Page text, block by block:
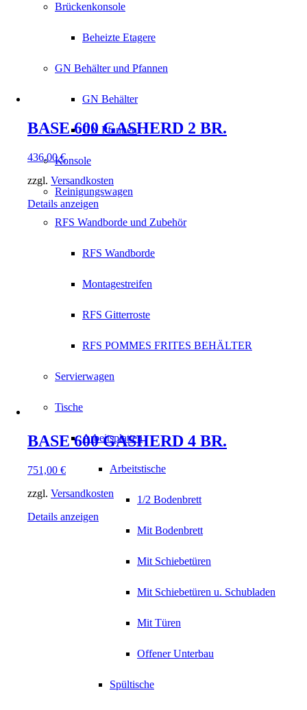
Brückenkonsole
Beheizte Etagere
GN Behälter und Pfannen
GN Behälter
GN Pfannen
Konsole
Reinigungswagen
RFS Wandborde und Zubehör
RFS Wandborde
Montagestreifen
RFS Gitterroste
RFS POMMES FRITES BEHÄLTER
Servierwagen
Tische
Arbeitsplatten
Arbeitstische
1/2 Bodenbrett
Mit Bodenbrett
Mit Schiebetüren
Mit Schiebetüren u. Schubladen
Mit Türen
Offener Unterbau
Spültische
BASE 600 GASHERD 2 BR.
436,00€
zzgl. Versandkosten
Details anzeigen
BASE 600 GASHERD 4 BR.
751,00 €
zzgl. Versandkosten
Details anzeigen